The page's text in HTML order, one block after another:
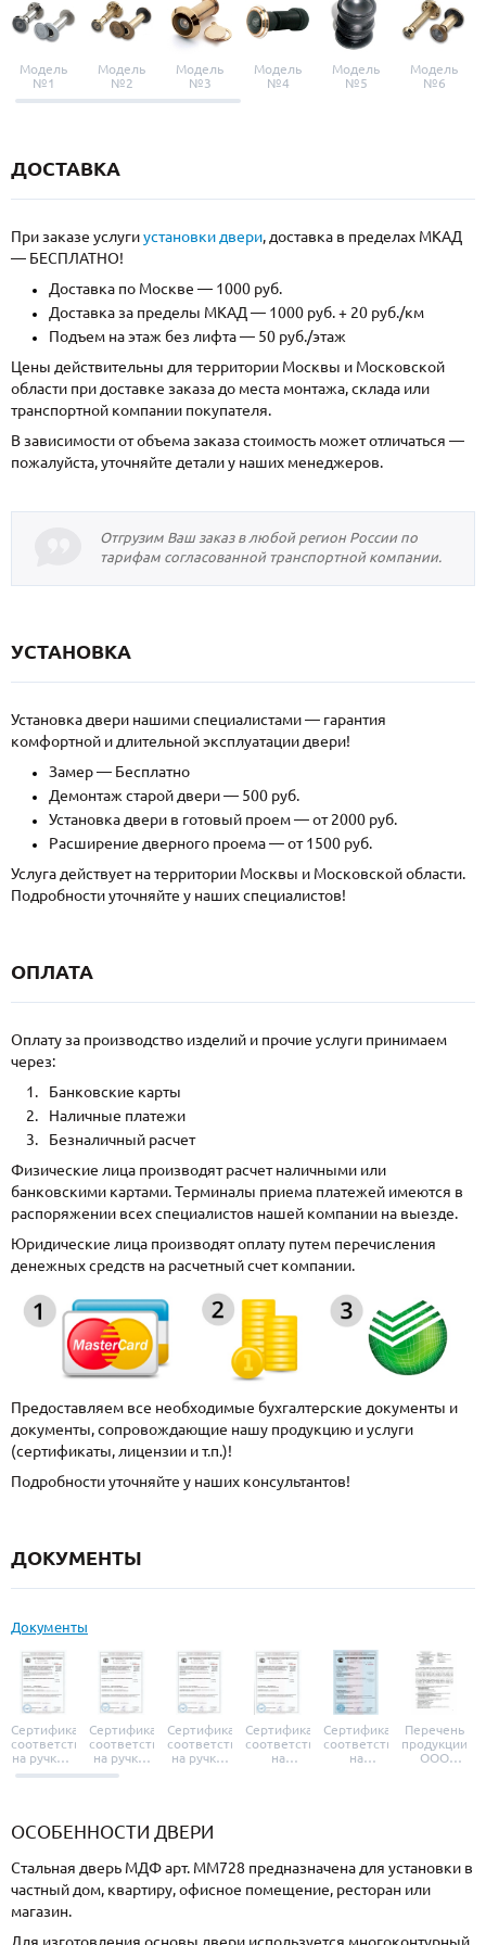
Модель
№1
Модель
№2
Модель
№3
Модель
№4
Модель
№5
Модель
№6
ДОСТАВКА
При заказе услугиустановки двери, доставка в пределах МКАД
— БЕСПЛАТНО!
Доставка по Москве — 1000 руб.
Доставка за пределы МКАД — 1000 руб. + 20 руб./км
Подъем на этаж без лифта — 50 руб./этаж
Цены действительны для территории Москвы и Московской
области при доставке заказа до места монтажа, склада или
транспортной компании покупателя.
В зависимости от объема заказа стоимость может отличаться —
пожалуйста, уточняйте детали у наших менеджеров.
Отгрузим Ваш заказ в любой регион России по
тарифам согласованной транспортной компании.
УСТАНОВКА
Установка двери нашими специалистами — гарантия
комфортной и длительной эксплуатации двери!
Замер — Бесплатно
Демонтаж старой двери — 500 руб.
Установка двери в готовый проем — от 2000 руб.
Расширение дверного проема — от 1500 руб.
Услуга действует на территории Москвы и Московской области.
Подробности уточняйте у наших специалистов!
ОПЛАТА
Оплату за производство изделий и прочие услуги принимаем
через:
Банковские карты
Наличные платежи
Безналичный расчет
Физические лица производят расчет наличными или
банковскими картами. Терминалы приема платежей имеются в
распоряжении всех специалистов нашей компании на выезде.
Юридические лица производят оплату путем перечисления
денежных средств на расчетный счет компании.
Предоставляем все необходимые бухгалтерские документы и
документы, сопровождающие нашу продукцию и услуги
(сертификаты, лицензии и т.п.)!
Подробности уточняйте у наших консультантов!
ДОКУМЕНТЫ
Документы
Сертификат
соответствия
на ручки и
броненакладки
Сертификат
соответствия
на ручки-
защелки
Сертификат
соответствия
на ручки-
Сертификат
соответствия
на
Сертификат
соответствия
на
Перечень
продукции
ООО
ОСОБЕННОСТИ ДВЕРИ
Стальная дверь МДФ арт. ММ728 предназначена для установки в
частный дом, квартиру, офисное помещение, ресторан или
магазин.